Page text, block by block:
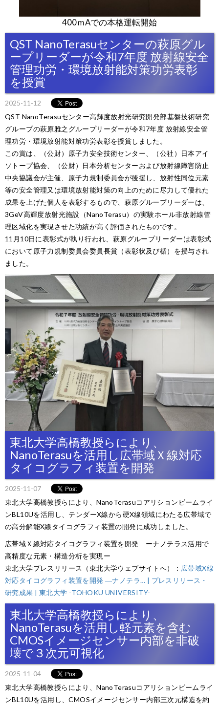
400ｍAでの本格運転開始
QST NanoTerasuセンターの萩原グル
ープリーダーが令和7年度 放射線安全
管理功労・環境放射能対策功労表彰
を授賞
2025-11-12
QST NanoTerasuセンター高輝度放射光研究開発部基盤技術研究
グループの萩原雅之グループリーダーが令和7年度 放射線安全管
理功労・環境放射能対策功労表彰を授賞しました。
この賞は、（公財）原子力安全技術センター、（公社）日本アイ
ソトープ協会、（公財）日本分析センターおよび放射線障害防止
中央協議会が主催、原子力規制委員会が後援し、放射性同位元素
等の安全管理又は環境放射能対策の向上のために尽力して優れた
成果を上げた個人を表彰するもので、萩原グループリーダーは、
3GeV高輝度放射光施設（NanoTerasu）の実験ホール非放射線管
理区域化を実現させた功績が高く評価されたものです。
11月10日に表彰式が執り行われ、萩原グループリーダーは表彰式
において原子力規制委員会委員長賞（表彰状及び楯）を授与され
ました。
東北大学高橋教授らにより、
NanoTerasuを活用し広帯域Ｘ線対応
タイコグラフィ装置を開発
2025-11-07
東北大学高橋教授らにより、NanoTerasuコアリションビームライ
ンBL10Uを活用し、テンダーX線から硬X線領域にわたる広帯域で
の高分解能X線タイコグラフィ装置の開発に成功しました。
広帯域Ｘ線対応タイコグラフィ装置を開発 ーナノテラス活用で
高精度な元素・構造分析を実現ー
東北大学プレスリリース（東北大学ウェブサイトへ）： 広帯域X線
対応タイコグラフィ装置を開発 ―ナノテラ… | プレスリリース・
研究成果 | 東北大学 -TOHOKU UNIVERSITY-
東北大学高橋教授らにより、
NanoTerasuを活用し軽元素を含む
CMOSイメージセンサー内部を非破
壊で３次元可視化
2025-11-04
東北大学高橋教授らにより、NanoTerasuコアリションビームライ
ンBL10Uを活用し、CMOSイメージセンサー内部三次元構造を約